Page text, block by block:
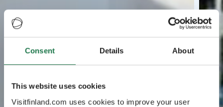
Consent Details About
This website uses cookies
Visitfinland.com uses cookies to improve your user